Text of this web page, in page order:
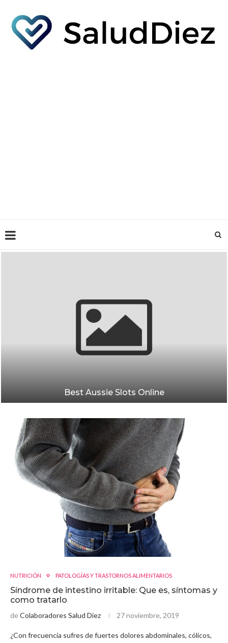
Best Aussie Slots Online
NUTRICIÓN PATOLOGÍAS Y TRASTORNOS ALIMENTARIOS
Síndrome de intestino irritable: Que es, síntomas y
como tratarlo
deColaboradores Salud Diez 27 noviembre, 2019
¿Con frecuencia sufres de fuertes dolores abdominales, cólicos,